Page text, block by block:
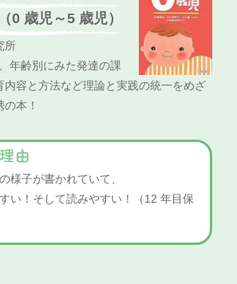
0 歳児～5 歳児）
所
年齢別にみた発達の課
内容と方法など理論と実践の統一をめざ
本！
様子が書かれていて、
い！そして読みやすい！（12 年目保